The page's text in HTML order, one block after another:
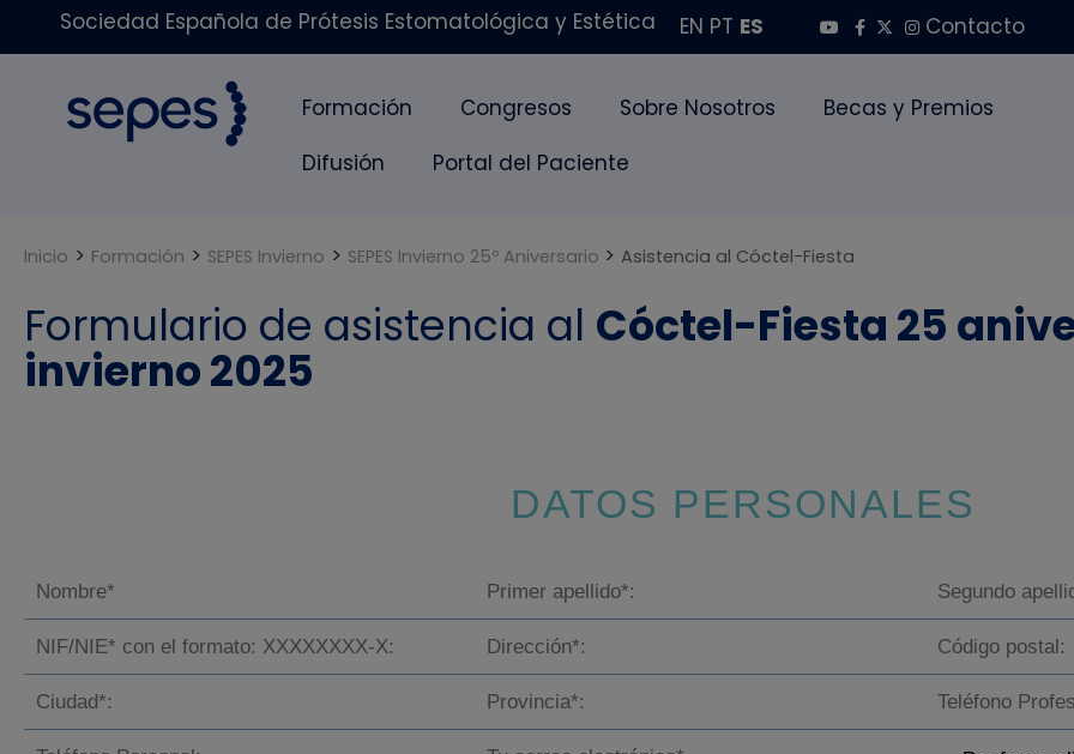
Sociedad Española de Prótesis Estomatológica y Estética EN PT ES Contacto
Formación Congresos Sobre Nosotros
Becas y Premios
Difusión
Portal del Paciente
Inicio > Formación > SEPES Invierno > SEPES Invierno 25º Aniversario > Asistencia al Cóctel-Fiesta
Formulario de asistencia al Cóctel-Fiesta 25
invierno 2025
DATOS PERSONALES